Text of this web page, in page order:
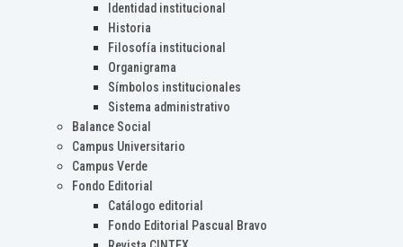
Identidad institucional
Historia
Filosofía institucional
Organigrama
Símbolos institucionales
Sistema administrativo
Balance Social
Campus Universitario
Campus Verde
Fondo Editorial
Catálogo editorial
Fondo Editorial Pascual Bravo